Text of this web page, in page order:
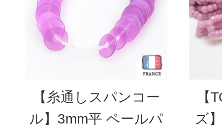
【糸通しスパンコー
ル】3mm平 ペールパ
【
ズ